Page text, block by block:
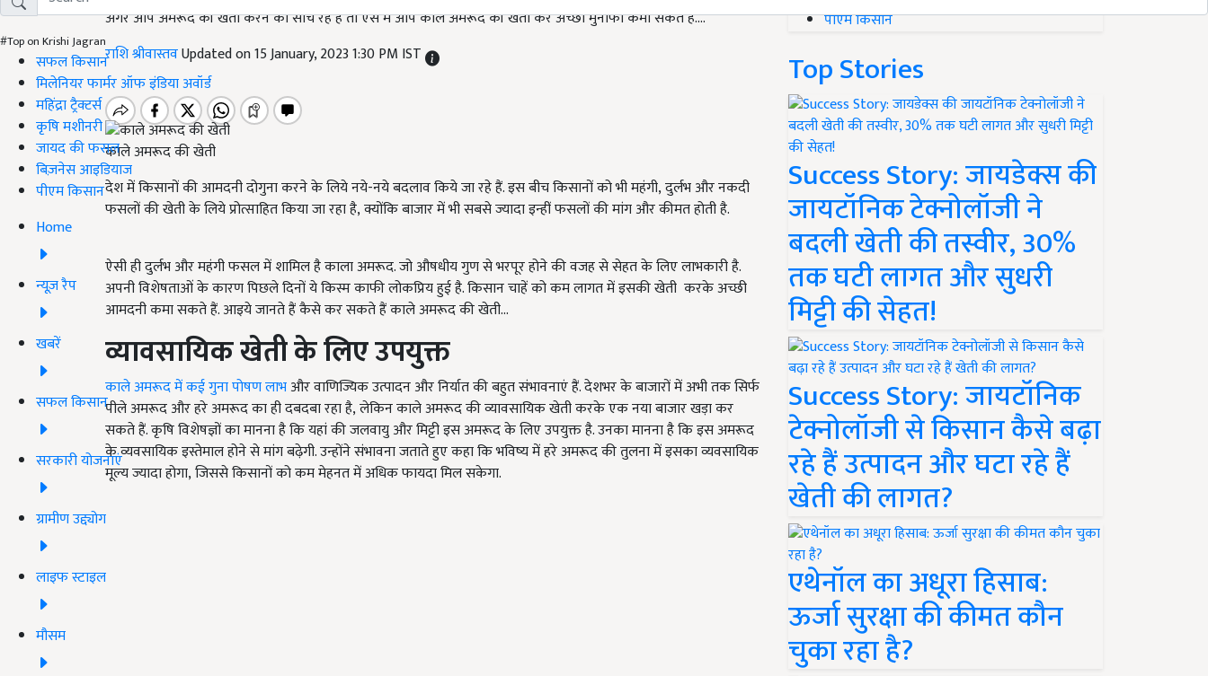
#Top on Krishi Jagran
सफल किसान
मिलेनियर फार्मर ऑफ इंडिया अवॉर्ड
महिंद्रा ट्रैक्टर्स
कृषि मशीनरी
जायद की फसल
बिज़नेस आइडियाज
पीएम किसान
Home
न्यूज़ रैप
खबरें
सफल किसान
सरकारी योजनाएं
ग्रामीण उद्द्योग
लाइफ स्टाइल
मौसम
अगर आप अमरूद की खेती करने का सोच रहे हैं तो ऐसे में आप काले अमरूद की खेती कर अच्छा मुनाफा कमा सकते हैं....
राशि श्रीवास्तवUpdated on 15 January, 2023 1:30 PM IST
काले अमरूद की खेती
देश में किसानों की आमदनी दोगुना करने के लिये नये-नये बदलाव किये जा रहे हैं. इस बीच किसानों को भी महंगी, दुर्लभ और नकदी
फसलों की खेती के लिये प्रोत्साहित किया जा रहा है, क्योंकि बाजार में भी सबसे ज्यादा इन्हीं फसलों की मांग और कीमत होती है.
ऐसी ही दुर्लभ और महंगी फसल में शामिल है काला अमरूद. जो औषधीय गुण से भरपूर होने की वजह से सेहत के लिए लाभकारी है.
अपनी विशेषताओं के कारण पिछले दिनों ये किस्म काफी लोकप्रिय हुई है. किसान चाहें को कम लागत में इसकी खेती करके अच्छी
आमदनी कमा सकते हैं. आइये जानते हैं कैसे कर सकते हैं काले अमरूद की खेती...
व्यावसायिक खेती के लिए उपयुक्त
काले अमरूद में कई गुना पोषण लाभऔर वाणिज्यिक उत्पादन और निर्यात की बहुत संभावनाएं हैं. देशभर के बाजारों में अभी तक सिर्फ
पीले अमरूद और हरे अमरूद का ही दबदबा रहा है, लेकिन काले अमरूद की व्यावसायिक खेती करके एक नया बाजार खड़ा कर
सकते हैं. कृषि विशेषज्ञों का मानना है कि यहां की जलवायु और मिट्टी इस अमरूद के लिए उपयुक्त है. उनका मानना है कि इस अमरूद
के व्यवसायिक इस्तेमाल होने से मांग बढ़ेगी. उन्होंने संभावना जताते हुए कहा कि भविष्य में हरे अमरूद की तुलना में इसका व्यवसायिक
मूल्य ज्यादा होगा, जिससे किसानों को कम मेहनत में अधिक फायदा मिल सकेगा.
पीएम किसान
Top Stories
Success Story: जायडेक्स की
जायटॉनिक टेक्नोलॉजी ने
बदली खेती की तस्वीर, 30%
तक घटी लागत और सुधरी
मिट्टी की सेहत!
Success Story: जायटॉनिक
टेक्नोलॉजी से किसान कैसे बढ़ा
रहे हैं उत्पादन और घटा रहे हैं
खेती की लागत?
एथेनॉल का अधूरा हिसाब:
ऊर्जा सुरक्षा की कीमत कौन
चुका रहा है?